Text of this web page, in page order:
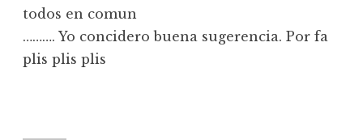
todos en comun
………. Yo concidero buena sugerencia. Por fa
plis plis plis